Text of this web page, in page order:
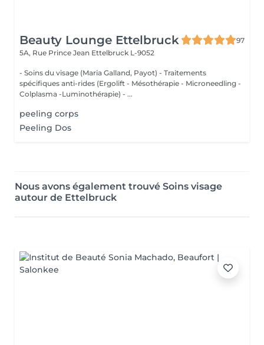
Beauty Lounge Ettelbruck
97
5A, Rue Prince Jean Ettelbruck L-9052
- Soins du visage (Maria Galland, Payot) - Traitements
spécifiques anti-rides (Ergolift - Mésothérapie - Microneedling -
Colplasma -Luminothérapie) - ...
peeling corps
Peeling Dos
Nous avons également trouvé Soins visage
autour de Ettelbruck